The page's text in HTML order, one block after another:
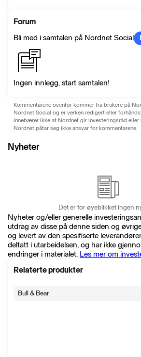
Forum
Bli med i samtalen på Nordnet Social
Ingen innlegg, start samtalen!
Kommentarene ovenfor kommer fra brukere på
Nordnet Social og er verken redigert eller
innebærer ikke at Nordnet gir investeringsråd eller
Nordnet påtar seg ikke ansvar for kommentarene.
Nyheter
Det er for øyeblikket ingen
Nyheter og/eller generelle
utdrag av disse på denne siden og
og levert av den spesifiserte
deltatt i utarbeidelsen, og har ikke
endringer i materialet. Les mer om
Relaterte produkter
Bull & Bear